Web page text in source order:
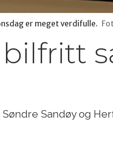
er meget verdifulle.
Sandøy og